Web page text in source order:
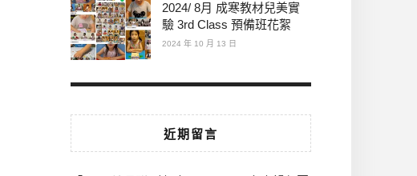
2024/ 8月 成寒教材兒美實
驗 3rd Class 預備班花絮
2024 年 10 月 13 日
近期留言